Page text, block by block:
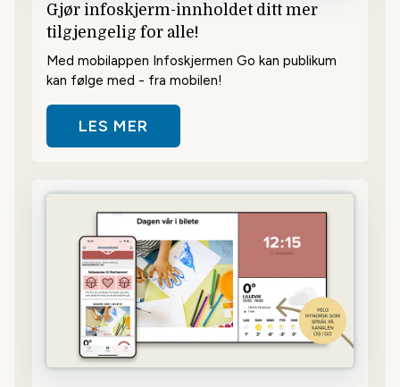
Gjør infoskjerm-innholdet ditt mer
tilgjengelig for alle!
Med mobilappen Infoskjermen Go kan publikum
kan følge med - fra mobilen!
LES MER
OM GJØR INFOSKJERM-